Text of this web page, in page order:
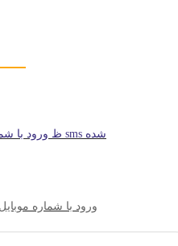
ظ ورود با شماره موبایل و رمز یکبار مصرف sms شده
ورود با شماره